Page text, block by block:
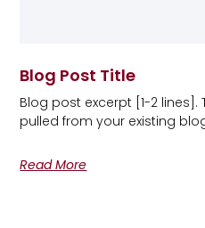
Blog Post Title
Blog post excerpt [1-2
pulled from your existing
Read More